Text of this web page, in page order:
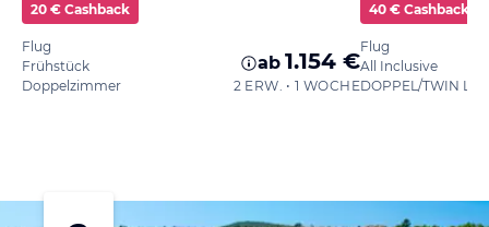
20 € Cashback
Flug
Frühstück
Doppelzimmer
ab 1.154 €
2 ERW. • 1 WOCHE
40 € Cashback
Flug
All Inclusive